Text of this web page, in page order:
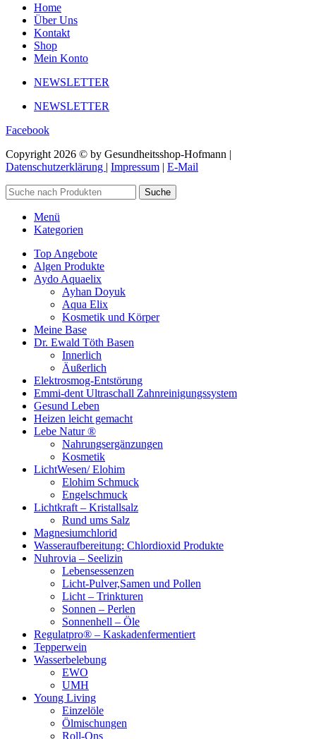
Home
Über Uns
Kontakt
Shop
Mein Konto
NEWSLETTER
NEWSLETTER
Facebook
Copyright 2026 © by Gesundheitsshop-Hofmann |
Datenschutzerklärung | Impressum | E-Mail
Suche
Menü
Kategorien
Top Angebote
Algen Produkte
Aydo Aquaelix
Ayhan Doyuk
Aqua Elix
Kosmetik und Körper
Meine Base
Dr. Ewald Töth Basen
Innerlich
Äußerlich
Elektrosmog-Entstörung
Emmi-dent Ultraschall Zahnreinigungssystem
Gesund Leben
Heizen leicht gemacht
Lebe Natur ®
Nahrungsergänzungen
Kosmetik
LichtWesen/ Elohim
Elohim Schmuck
Engelschmuck
Lichtkraft – Kristallsalz
Rund ums Salz
Magnesiumchlorid
Wasseraufbereitung: Chlordioxid Produkte
Nuhrovia – Seelizin
Lebensessenzen
Licht-Pulver,Samen und Pollen
Licht – Trinkturen
Sonnen – Perlen
Sonnenhell – Öle
Regulatpro® – Kaskadenfermentiert
Tepperwein
Wasserbelebung
EWO
UMH
Young Living
Einzelöle
Ölmischungen
Roll-Ons